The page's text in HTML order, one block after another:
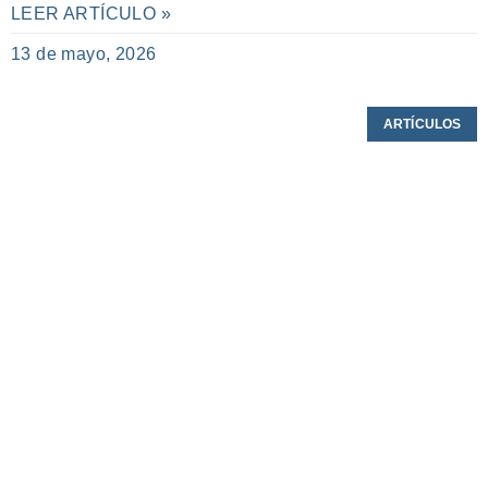
LEER ARTÍCULO »
13 de mayo, 2026
ARTÍCULOS